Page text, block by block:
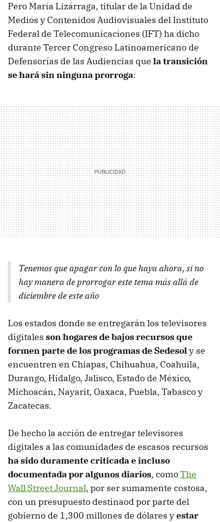
Pero María Lizárraga, titular de la Unidad de
Medios y Contenidos Audiovisuales del Instituto
Federal de Telecomunicaciones (IFT) ha dicho
durante Tercer Congreso Latinoamericano de
Defensorías de las Audiencias que la transición
se hará sin ninguna prorroga:
Tenemos que apagar con lo que haya ahora, si no
hay manera de prorrogar este tema más allá de
diciembre de este año
Los estados donde se entregarán los televisores
digitales son hogares de bajos recursos que
formen parte de los programas de Sedesoly se
encuentren en Chiapas, Chihuahua, Coahuila,
Durango, Hidalgo, Jalisco, Estado de México,
Michoacán, Nayarit, Oaxaca, Puebla, Tabasco y
Zacatecas.
De hecho la acción de entregar televisores
digitales a las comunidades de escasos recursos
ha sido duramente criticada e incluso
documentada por algunos diarios, comoThe
Wall Street Journal, por ser sumamente costosa,
con un presupuesto destinaod por parte del
gobierno de 1,300 millones de dólares yestar